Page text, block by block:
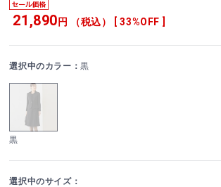
21,890 円 （税込） [ 33%OFF ]
選択中のカラー：黒
黒
選択中のサイズ：